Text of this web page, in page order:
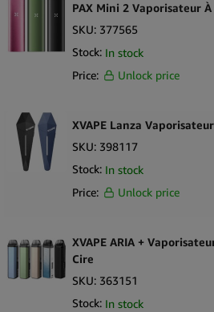
PAX Mini 2 Vaporisateur
SKU: 377565
Stock: In stock
Price:
Unlock price
XVAPE Lanza
SKU: 398117
Stock: In stock
Price:
Unlock price
XVAPE ARIA +
Cire
SKU: 363151
Stock: In stock